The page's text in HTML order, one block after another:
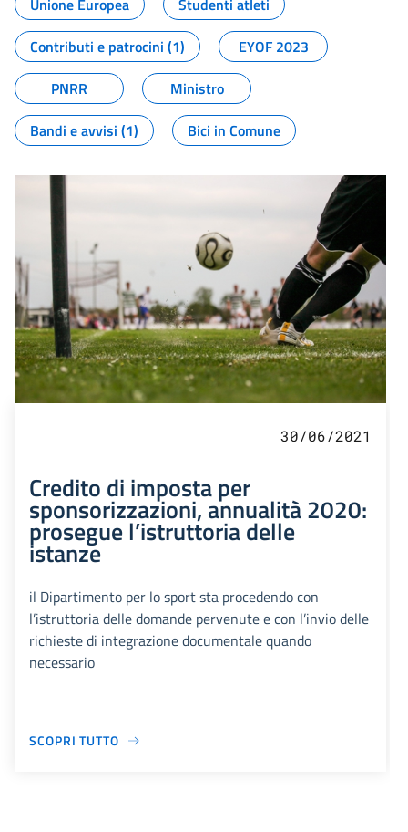
Unione Europea
Studenti atleti
Contributi e patrocini (1)
EYOF 2023
PNRR
Ministro
Bandi e avvisi (1)
Bici in Comune
30/06/2021
Credito di imposta per
sponsorizzazioni, annualità 2020:
prosegue l’istruttoria delle
istanze
il Dipartimento per lo sport sta procedendo con
l’istruttoria delle domande pervenute e con l’invio delle
richieste di integrazione documentale quando
necessario
SCOPRI TUTTO